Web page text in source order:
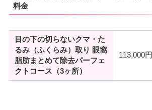
料金
目の下の切らないクマ・た
るみ（ふくらみ）取り 眼窩
脂肪まとめて除去パーフェ
クトコース（3ヶ所）
113,000円